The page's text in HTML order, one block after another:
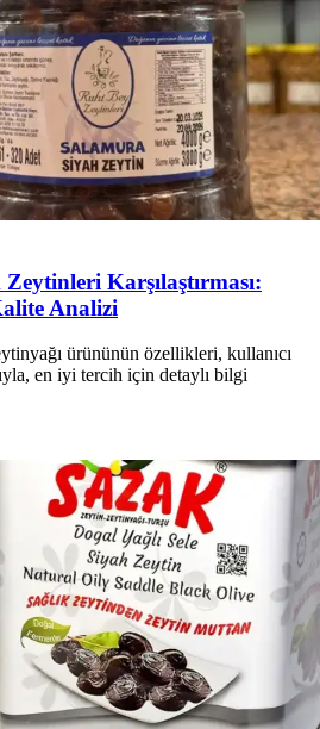
Karşılaştırması:
Analizi
ürününün özellikleri, kullanıcı
en iyi tercih için detaylı bilgi